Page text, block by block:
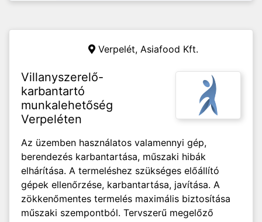
Verpelét, Asiafood Kft.
Villanyszerelő-
karbantartó
munkalehetőség
Verpeléten
Az üzemben használatos valamennyi gép,
berendezés karbantartása, műszaki hibák
elhárítása. A termeléshez szükséges előállító
gépek ellenőrzése, karbantartása, javítása. A
zökkenőmentes termelés maximális biztosítása
műszaki szempontból. Tervszerű megelőző